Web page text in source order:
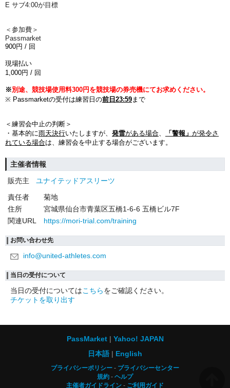
E サブ4:00が目標
＜参加費＞
Passmarket
900円 / 回
現場払い
1,000円 / 回
※別途、競技場使用料300円を競技場の券売機にてお求めください。
※ Passmarketの受付は練習日の前日23:59まで
＜練習会中止の判断＞
・基本的に雨天決行いたしますが、 発雷がある場合、 「警報」 が発令さ
れている場合は、練習会を中止する場合がございます。
主催者情報
販売主
ユナイテッドアスリーツ
責任者
菊地
住所
宮城県仙台市青葉区五橋1-6-6 五橋ビル7F
関連URL
https://mori-trial.com/training
お問い合わせ先
info@united-athletes.com
当日の受付について
当日の受付についてはこちらをご確認ください。
チケットを取り出す
PassMarket
Yahoo! JAPAN
日本語
English
プライバシーポリシー
プライバシーセンター
規約
ヘルプ
主催者ガイドライン
ご利用ガイド